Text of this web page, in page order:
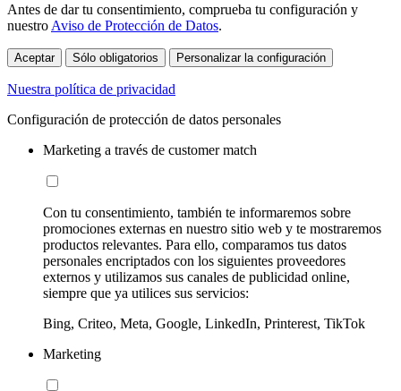
Antes de dar tu consentimiento, comprueba tu configuración y
nuestro Aviso de Protección de Datos.
Aceptar Sólo obligatorios Personalizar la configuración
Nuestra política de privacidad
Configuración de protección de datos personales
Marketing a través de customer match
Con tu consentimiento, también te informaremos sobre
promociones externas en nuestro sitio web y te mostraremos
productos relevantes. Para ello, comparamos tus datos
personales encriptados con los siguientes proveedores
externos y utilizamos sus canales de publicidad online,
siempre que ya utilices sus servicios:
Bing, Criteo, Meta, Google, LinkedIn, Printerest, TikTok
Marketing